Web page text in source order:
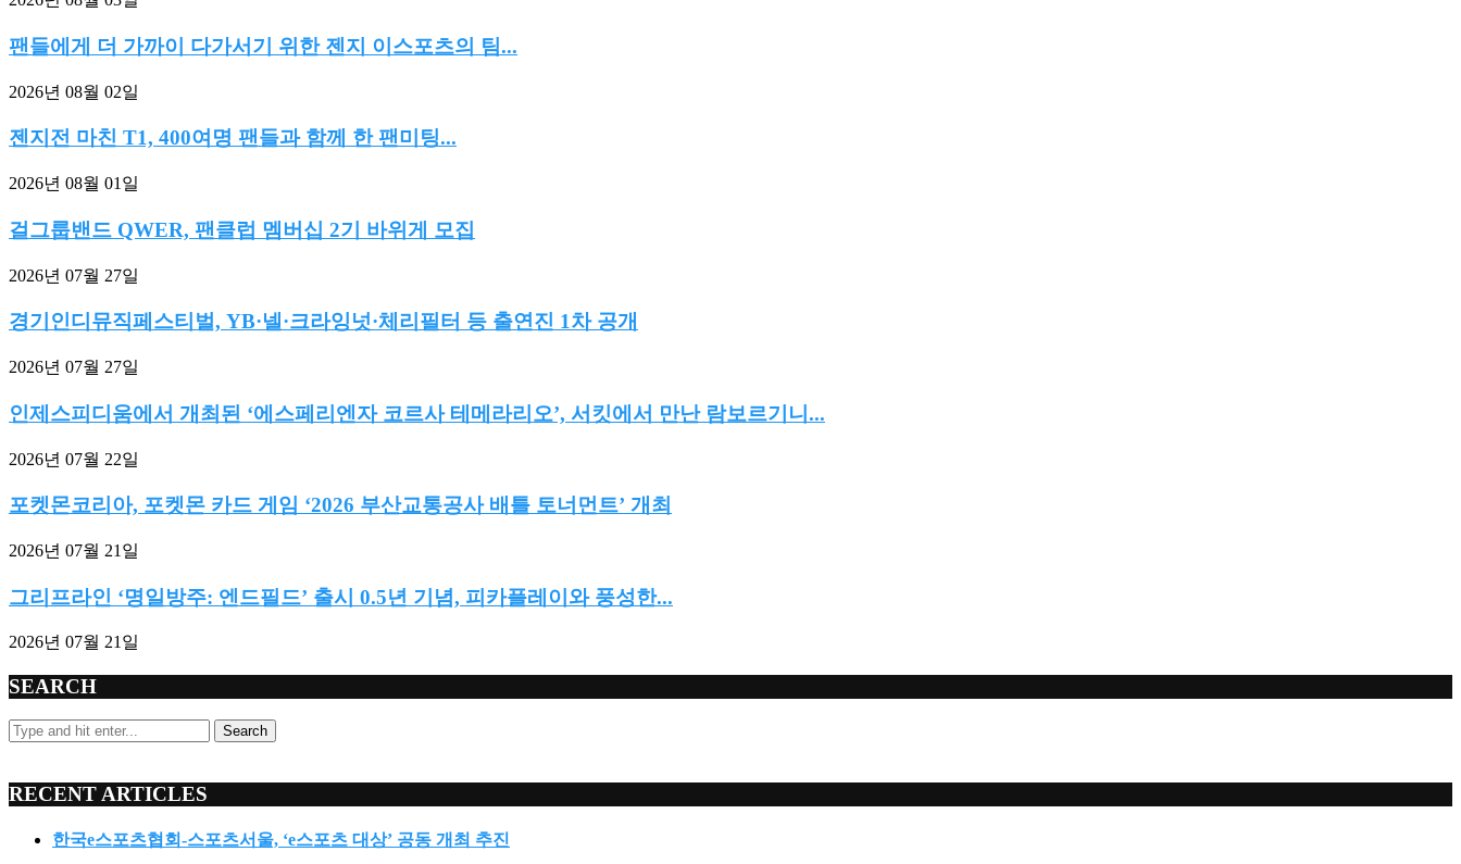
팬들에게 더 가까이 다가서기 위한 젠지 이스포츠의 팀...
2026년 08월 02일
젠지전 마친 T1, 400여명 팬들과 함께 한 팬미팅...
2026년 08월 01일
걸그룹밴드 QWER, 팬클럽 멤버십 2기 바위게 모집
2026년 07월 27일
경기인디뮤직페스티벌, YB·넬·크라잉넛·체리필터 등 출연진 1차 공개
2026년 07월 27일
인제스피디움에서 개최된 ‘에스페리엔자 코르사 테메라리오’, 서킷에서 만난 람보르기니...
2026년 07월 22일
포켓몬코리아, 포켓몬 카드 게임 ‘2026 부산교통공사 배틀 토너먼트’ 개최
2026년 07월 21일
그리프라인 ‘명일방주: 엔드필드’ 출시 0.5년 기념, 피카플레이와 풍성한...
2026년 07월 21일
SEARCH
Search
RECENT ARTICLES
한국e스포츠협회-스포츠서울, ‘e스포츠 대상’ 공동 개최 추진